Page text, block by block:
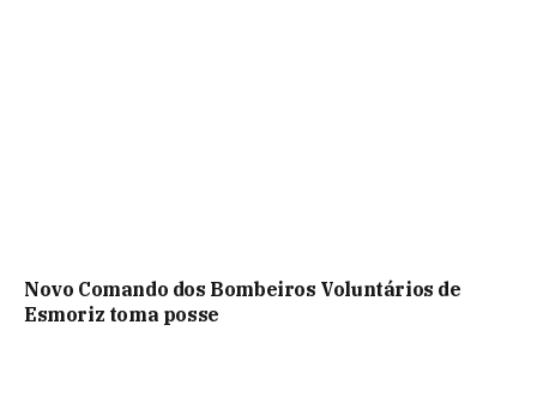
Novo Comando dos Bombeiros Voluntários de
Esmoriz toma posse